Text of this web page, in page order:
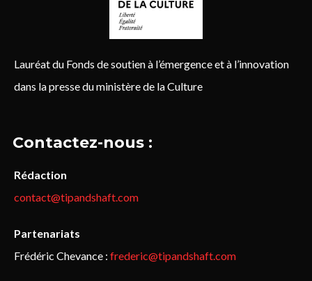
Lauréat du Fonds de soutien à l’émergence et à l’innovation
dans la presse du ministère de la Culture
Contactez-nous :
Rédaction
contact@tipandshaft.com
Partenariats
Frédéric Chevance : frederic@tipandshaft.com